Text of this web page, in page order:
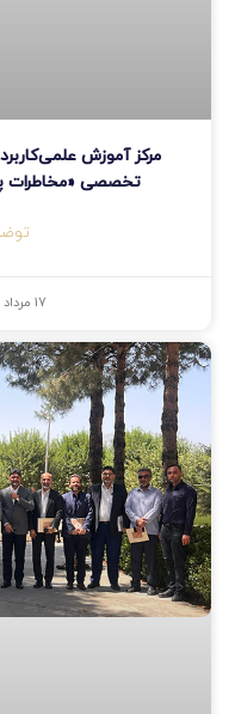
مرکز آموزش
تخصصی «مخاطرات
17 مرداد 1405